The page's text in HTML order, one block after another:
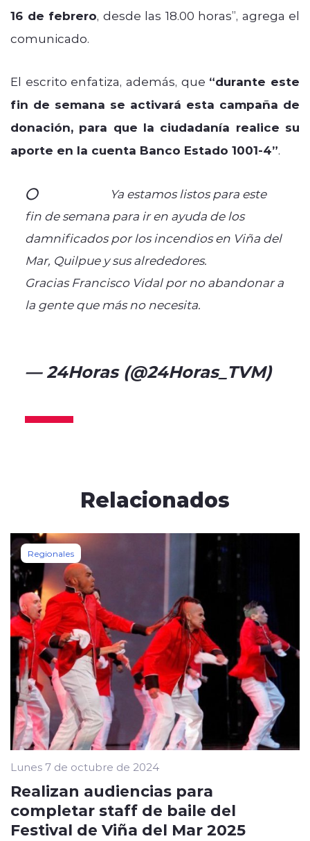
16 de febrero, desde las 18.00 horas”, agrega el
comunicado.
El escrito enfatiza, además, que “durante este
fin de semana se activará esta campaña de
donación, para que la ciudadanía realice su
aporte en la cuenta Banco Estado 1001-4”.
⭕️
Ya estamos listos para este
fin de semana para ir en ayuda de los
damnificados por los incendios en Viña del
Mar, Quilpue y sus alrededores.
Gracias Francisco Vidal por no abandonar a
la gente que más no necesita.
— 24Horas (@24Horas_TVM)
Relacionados
Regionales
Lunes 7 de octubre de 2024
Realizan audiencias para
completar staff de baile del
Festival de Viña del Mar 2025